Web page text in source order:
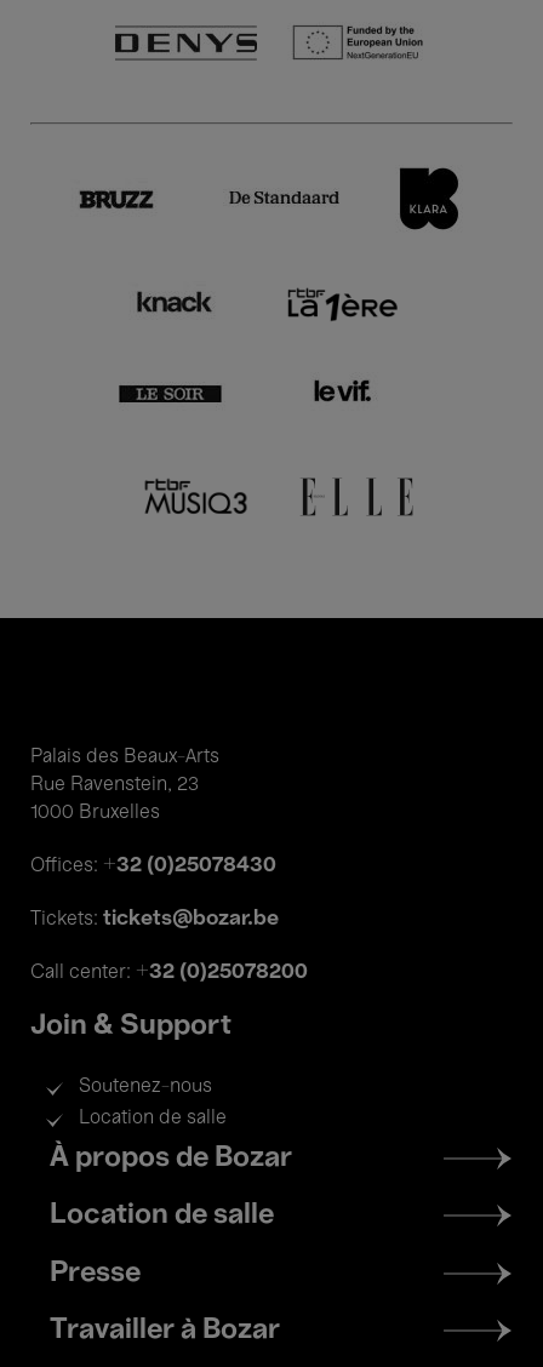
Palais des Beaux-Arts
Rue Ravenstein, 23
1000 Bruxelles
Offices: +32 (0)25078430
Tickets: tickets@bozar.be
Call center: +32 (0)25078200
Join & Support
Soutenez-nous
Location de salle
Footer
menu
À propos de Bozar
Location de salle
Presse
Travailler à Bozar